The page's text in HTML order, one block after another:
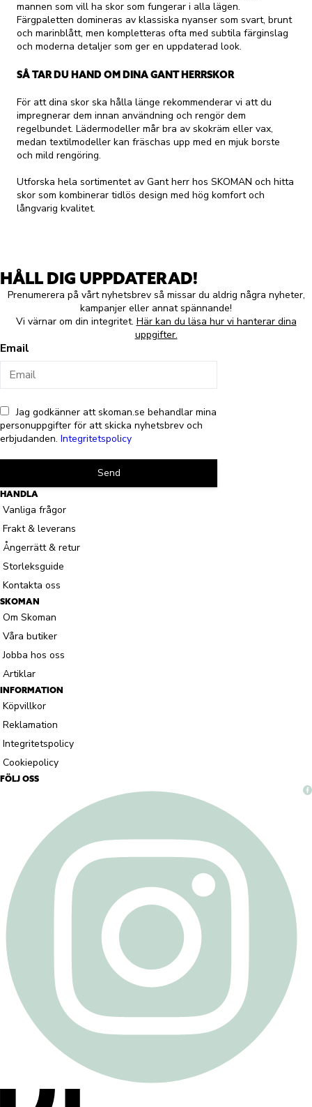
mannen som vill ha skor som fungerar i alla lägen.
Färgpaletten domineras av klassiska nyanser som svart, brunt
och marinblått, men kompletteras ofta med subtila färginslag
och moderna detaljer som ger en uppdaterad look.
SÅ TAR DU HAND OM DINA GANT HERRSKOR
För att dina skor ska hålla länge rekommenderar vi att du
impregnerar dem innan användning och rengör dem
regelbundet. Lädermodeller mår bra av skokräm eller vax,
medan textilmodeller kan fräschas upp med en mjuk borste
och mild rengöring.
Utforska hela sortimentet av Gant herr hos SKOMAN och hitta
skor som kombinerar tidlös design med hög komfort och
långvarig kvalitet.
HÅLL DIG UPPDATERAD!
Prenumerera på vårt nyhetsbrev så missar du aldrig några nyheter,
kampanjer eller annat spännande!
Vi värnar om din integritet. Här kan du läsa hur vi hanterar dina
uppgifter.
Email
Jag godkänner att skoman.se behandlar mina
personuppgifter för att skicka nyhetsbrev och
erbjudanden. Integritetspolicy
Send
HANDLA
Vanliga frågor
Frakt & leverans
Ångerrätt & retur
Storleksguide
Kontakta oss
SKOMAN
Om Skoman
Våra butiker
Jobba hos oss
Artiklar
INFORMATION
Köpvillkor
Reklamation
Integritetspolicy
Cookiepolicy
FÖLJ OSS